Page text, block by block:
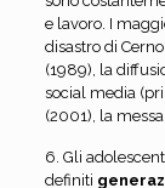
e lavoro. I
disastro di
(1989), la
social media
(2001), la
6. Gli
definiti